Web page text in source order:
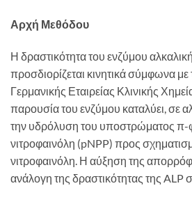
Αρχή Μεθόδου
Η δραστικότητα του ενζύμου
προσδιορίζεται κινητικά σύμφωνα με
Γερμανικής Εταιρείας Κλινικής
παρουσία του ενζύμου καταλύει, σε
την υδρόλυση του υποστρώματος
νιτροφαινόλη (pNPP) προς
νιτροφαινόλη. Η αύξηση της
ανάλογη της δραστικότητας της ALP